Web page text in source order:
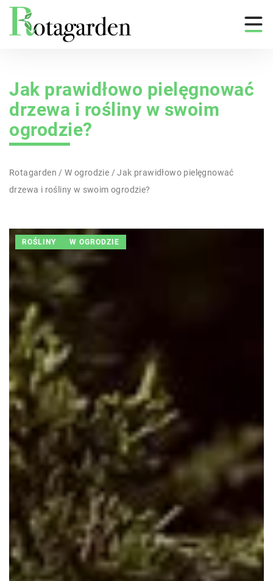
Jak prawidłowo pielęgnować
drzewa i rośliny w swoim
ogrodzie?
Rotagarden /W ogrodzie /Jak prawidłowo pielęgnować
drzewa i rośliny w swoim ogrodzie?
ROŚLINY W OGRODZIE